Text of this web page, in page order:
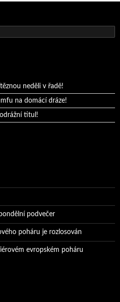
titul!
neděli v řadě!
na domácí dráze!
titul!
titul!
podvečer
poháru je rozlosován
evropském poháru